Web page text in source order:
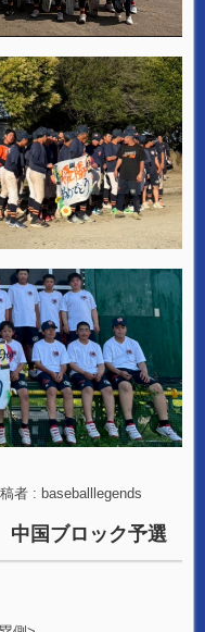
者 : baseballlegends
国ブロック予選